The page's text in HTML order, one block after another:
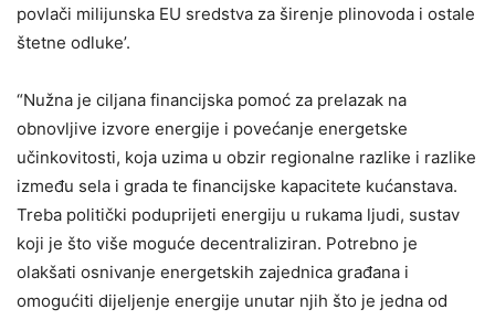
povlači milijunska EU sredstva za širenje plinovoda i ostale
štetne odluke’.
“Nužna je ciljana financijska pomoć za prelazak na
obnovljive izvore energije i povećanje energetske
učinkovitosti, koja uzima u obzir regionalne razlike i razlike
između sela i grada te financijske kapacitete kućanstava.
Treba politički poduprijeti energiju u rukama ljudi, sustav
koji je što više moguće decentraliziran. Potrebno je
olakšati osnivanje energetskih zajednica građana i
omogućiti dijeljenje energije unutar njih što je jedna od